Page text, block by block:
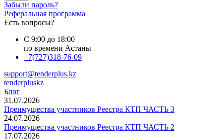
Забыли пароль?
Реферальная программа
Есть вопросы?
С 9:00 до 18:00
по времени Астаны
+7(727)318-76-09
support@tenderplus.kz
tenderpluskz
Блог
31.07.2026
Преимущества участников Реестра КТП ЧАСТЬ 3
24.07.2026
Преимущества участников Реестра КТП ЧАСТЬ 2
17.07.2026